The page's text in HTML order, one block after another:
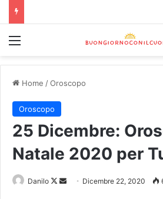
Home /Oroscopo
Oroscopo
25 Dicembre:
Natale 2020 per
Danilo Dicembre 22, 2020